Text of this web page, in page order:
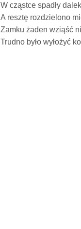
W cząstce spadły
A resztę rozdzielono
Zamku żaden wziąść
Trudno było wyłożyć